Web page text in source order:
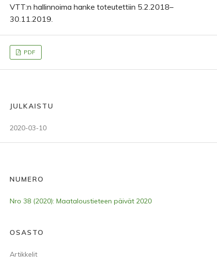
VTT:n hallinnoima hanke toteutettiin 5.2.2018–
30.11.2019.
PDF
JULKAISTU
2020-03-10
NUMERO
Nro 38 (2020): Maataloustieteen päivät 2020
OSASTO
Artikkelit